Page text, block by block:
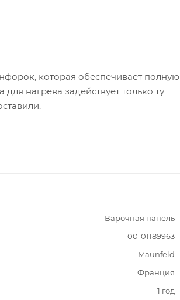
которая обеспечивает полную
нагрева задействует только ту
Варочная панель
00-01189963
Maunfeld
Франция
1 год